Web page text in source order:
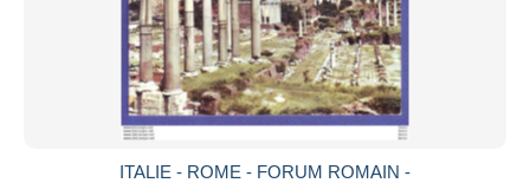
ITALIE - ROME - FORUM ROMAIN -